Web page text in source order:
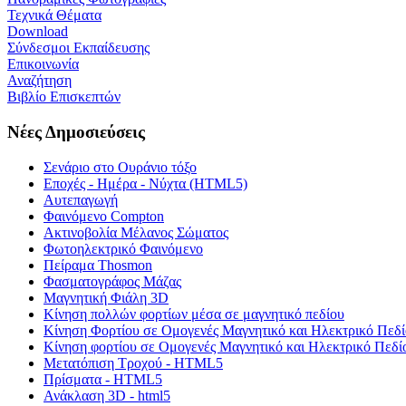
Τεχνικά Θέματα
Download
Σύνδεσμοι Εκπαίδευσης
Επικοινωνία
Αναζήτηση
Βιβλίο Επισκεπτών
Νέες Δημοσιεύσεις
Σενάριο στο Ουράνιο τόξο
Εποχές - Ημέρα - Νύχτα (HTML5)
Αυτεπαγωγή
Φαινόμενο Compton
Ακτινοβολία Μέλανος Σώματος
Φωτοηλεκτρικό Φαινόμενο
Πείραμα Thosmon
Φασματογράφος Μάζας
Μαγνητική Φιάλη 3D
Κίνηση πολλών φορτίων μέσα σε μαγνητικό πεδίου
Κίνηση Φορτίου σε Ομογενές Μαγνητικό και Ηλεκτρικό
Κίνηση φορτίου σε Ομογενές Μαγνητικό και Ηλεκτρικό
Μετατόπιση Τροχού - HTML5
Πρίσματα - HTML5
Ανάκλαση 3D - html5